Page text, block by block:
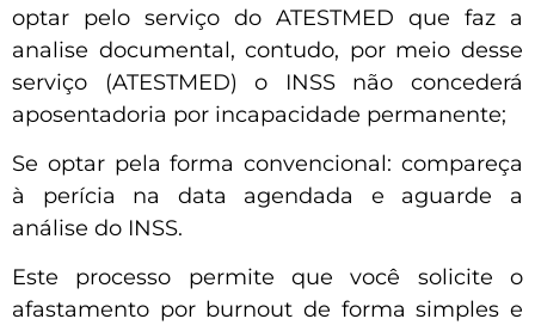
optar pelo serviço do ATESTMED que faz a
analise documental, contudo, por meio desse
serviço (ATESTMED) o INSS não concederá
aposentadoria por incapacidade permanente;
Se optar pela forma convencional: compareça
à perícia na data agendada e aguarde a
análise do INSS.
Este processo permite que você solicite o
afastamento por burnout de forma simples e